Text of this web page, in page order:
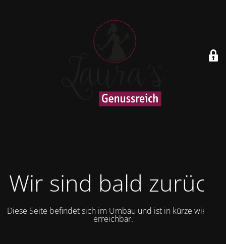
Wir sind bald zurück
Diese Seite befindet sich im Umbau und ist in kürze wieder
erreichbar.